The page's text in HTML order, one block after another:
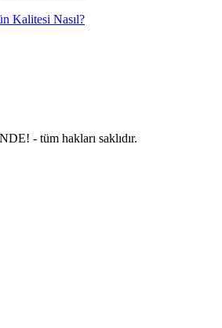
Kalitesi Nasıl?
- tüm hakları saklıdır.